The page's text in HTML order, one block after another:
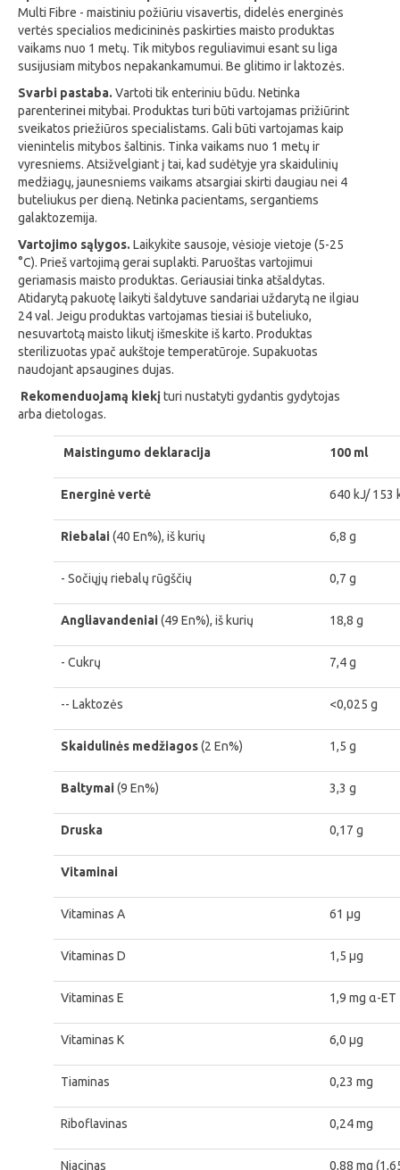
Multi Fibre - maistiniu požiūriu visavertis, didelės energinės
vertės specialios medicininės paskirties maisto produktas
vaikams nuo 1 metų. Tik mitybos reguliavimui esant su liga
susijusiam mitybos nepakankamumui. Be glitimo ir laktozės.
Svarbi pastaba. Vartoti tik enteriniu būdu. Netinka
parenterinei mitybai. Produktas turi būti vartojamas prižiūrint
sveikatos priežiūros specialistams. Gali būti vartojamas kaip
vienintelis mitybos šaltinis. Tinka vaikams nuo 1 metų ir
vyresniems. Atsižvelgiant į tai, kad sudėtyje yra skaidulinių
medžiagų, jaunesniems vaikams atsargiai skirti daugiau nei 4
buteliukus per dieną. Netinka pacientams, sergantiems
galaktozemija.
Vartojimo sąlygos. Laikykite sausoje, vėsioje vietoje (5-25
°C). Prieš vartojimą gerai suplakti. Paruoštas vartojimui
geriamasis maisto produktas. Geriausiai tinka atšaldytas.
Atidarytą pakuotę laikyti šaldytuve sandariai uždarytą ne ilgiau
24 val. Jeigu produktas vartojamas tiesiai iš buteliuko,
nesuvartotą maisto likutį išmeskite iš karto. Produktas
sterilizuotas ypač aukštoje temperatūroje. Supakuotas
naudojant apsaugines dujas.
Rekomenduojamą kiekįturi nustatyti gydantis gydytojas
arba dietologas.
Maistingumo deklaracija 100 ml
Energinė vertė 640 kJ/ 153
Riebalai(40 En%), iš kurių 6,8 g
- Sočiųjų riebalų rūgščių 0,7 g
Angliavandeniai(49 En%), iš kurių 18,8 g
- Cukrų 7,4 g
-- Laktozės <0,025 g
Skaidulinės medžiagos(2 En%) 1,5 g
Baltymai(9 En%) 3,3 g
Druska 0,17 g
Vitaminai
Vitaminas A 61 μg
Vitaminas D 1,5 μg
Vitaminas E 1,9 mg α-ET
Vitaminas K 6,0 μg
Tiaminas 0,23 mg
Riboflavinas 0,24 mg
Niacinas 0,88 mg